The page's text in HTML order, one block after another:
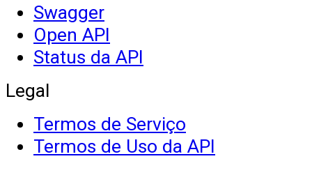
Swagger
Open API
Status da API
Legal
Termos de Serviço
Termos de Uso da API